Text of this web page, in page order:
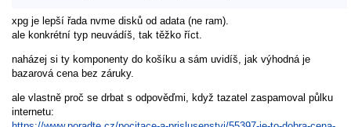
xpg je lepší řada nvme disků od adata (ne ram).
ale konkrétní typ neuvádíš, tak těžko říct.
naházej si ty komponenty do košíku a sám uvidíš, jak výhodná je
bazarová cena bez záruky.
ale vlastně proč se drbat s odpověďmi, když tazatel zaspamoval půlku
internetu: